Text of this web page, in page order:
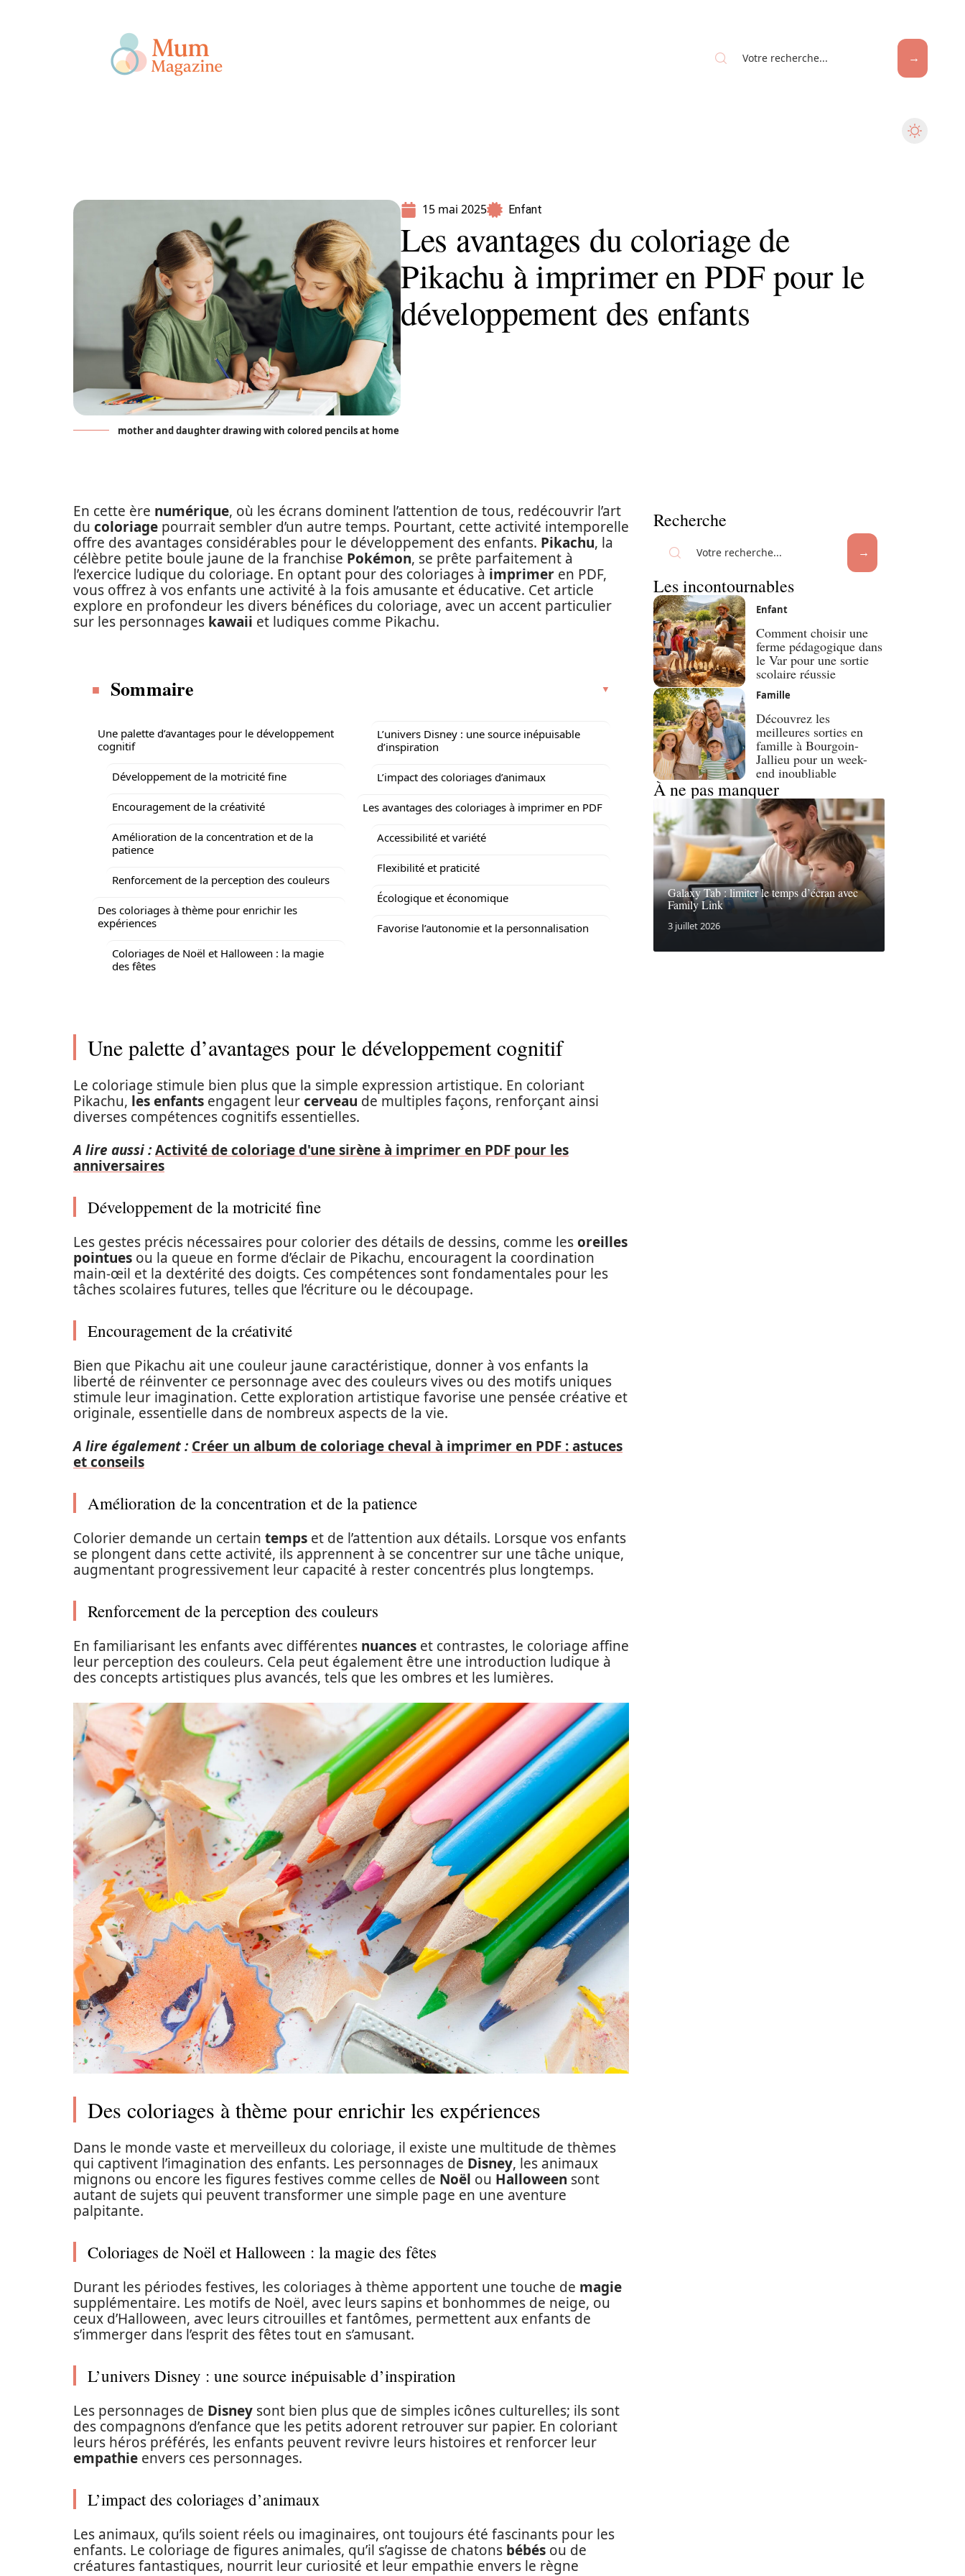
mother and daughter drawing with colored pencils at home
15 mai 2025 Enfant
Les avantages du coloriage de
Pikachu à imprimer en PDF pour le
développement des enfants
En cette ère numérique, où les écrans dominent l’attention de tous, redécouvrir l’art
du coloriage pourrait sembler d’un autre temps. Pourtant, cette activité intemporelle
offre des avantages considérables pour le développement des enfants. Pikachu, la
célèbre petite boule jaune de la franchise Pokémon, se prête parfaitement à
l’exercice ludique du coloriage. En optant pour des coloriages à imprimer en PDF,
vous offrez à vos enfants une activité à la fois amusante et éducative. Cet article
explore en profondeur les divers bénéfices du coloriage, avec un accent particulier
sur les personnages kawaii et ludiques comme Pikachu.
Sommaire
Une palette d’avantages pour le développement
cognitif
Développement de la motricité fine
Encouragement de la créativité
Amélioration de la concentration et de la
patience
Renforcement de la perception des couleurs
Des coloriages à thème pour enrichir les
expériences
Coloriages de Noël et Halloween : la magie
des fêtes
L’univers Disney : une source inépuisable
d’inspiration
L’impact des coloriages d’animaux
Les avantages des coloriages à imprimer en PDF
Accessibilité et variété
Flexibilité et praticité
Écologique et économique
Favorise l’autonomie et la personnalisation
Une palette d’avantages pour le développement cognitif
Le coloriage stimule bien plus que la simple expression artistique. En coloriant
Pikachu, les enfants engagent leurcerveau de multiples façons, renforçant ainsi
diverses compétences cognitifs essentielles.
A lire aussi :Activité de coloriage d'une sirène à imprimer en PDF pour les
anniversaires
Développement de la motricité fine
Les gestes précis nécessaires pour colorier des détails de dessins, comme lesoreilles
pointues ou la queue en forme d’éclair de Pikachu, encouragent la coordination
main-œil et la dextérité des doigts. Ces compétences sont fondamentales pour les
tâches scolaires futures, telles que l’écriture ou le découpage.
Encouragement de la créativité
Bien que Pikachu ait une couleur jaune caractéristique, donner à vos enfants la
liberté de réinventer ce personnage avec des couleurs vives ou des motifs uniques
stimule leur imagination. Cette exploration artistique favorise une pensée créative et
originale, essentielle dans de nombreux aspects de la vie.
A lire également : Créer un album de coloriage cheval à imprimer en PDF : astuces
et conseils
Amélioration de la concentration et de la patience
Colorier demande un certain temps et de l’attention aux détails. Lorsque vos enfants
se plongent dans cette activité, ils apprennent à se concentrer sur une tâche unique,
augmentant progressivement leur capacité à rester concentrés plus longtemps.
Renforcement de la perception des couleurs
En familiarisant les enfants avec différentes nuances et contrastes, le coloriage affine
leur perception des couleurs. Cela peut également être une introduction ludique à
des concepts artistiques plus avancés, tels que les ombres et les lumières.
Des coloriages à thème pour enrichir les expériences
Dans le monde vaste et merveilleux du coloriage, il existe une multitude de thèmes
qui captivent l’imagination des enfants. Les personnages de Disney, les animaux
mignons ou encore les figures festives comme celles de Noël ou Halloween sont
autant de sujets qui peuvent transformer une simple page en une aventure
palpitante.
Coloriages de Noël et Halloween : la magie des fêtes
Durant les périodes festives, les coloriages à thème apportent une touche de magie
supplémentaire. Les motifs de Noël, avec leurs sapins et bonhommes de neige, ou
ceux d’Halloween, avec leurs citrouilles et fantômes, permettent aux enfants de
s’immerger dans l’esprit des fêtes tout en s’amusant.
L’univers Disney : une source inépuisable d’inspiration
Les personnages de Disney sont bien plus que de simples icônes culturelles; ils sont
des compagnons d’enfance que les petits adorent retrouver sur papier. En coloriant
leurs héros préférés, les enfants peuvent revivre leurs histoires et renforcer leur
empathie envers ces personnages.
L’impact des coloriages d’animaux
Les animaux, qu’ils soient réels ou imaginaires, ont toujours été fascinants pour les
enfants. Le coloriage de figures animales, qu’il s’agisse de chatons bébés ou de
créatures fantastiques, nourrit leur curiosité et leur empathie envers le règne
Recherche
Les incontournables
Enfant
Comment choisir une
ferme pédagogique dans
le Var pour une sortie
scolaire réussie
Famille
Découvrez les
meilleures sorties en
famille à Bourgoin-
Jallieu pour un week-
end inoubliable
À ne pas manquer
Galaxy Tab : limiter le temps d’écran avec
Family Link
3 juillet 2026